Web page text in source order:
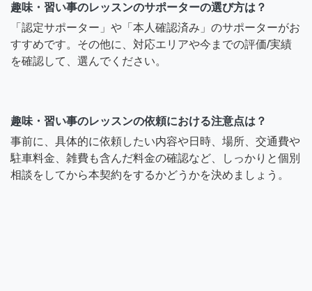
趣味・習い事のレッスンのサポーターの選び方は？
「認定サポーター」や「本人確認済み」のサポーターがお
すすめです。その他に、対応エリアや今までの評価/実績
を確認して、選んでください。
趣味・習い事のレッスンの依頼における注意点は？
事前に、具体的に依頼したい内容や日時、場所、交通費や
駐車料金、雑費も含んだ料金の確認など、しっかりと個別
相談をしてから本契約をするかどうかを決めましょう。